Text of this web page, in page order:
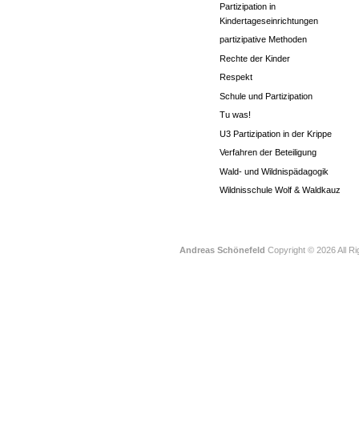
Partizipation in
Kindertageseinrichtungen
partizipative Methoden
Rechte der Kinder
Respekt
Schule und Partizipation
Tu was!
U3 Partizipation in der Krippe
Verfahren der Beteiligung
Wald- und Wildnispädagogik
Wildnisschule Wolf & Waldkauz
Andreas Schönefeld Copyright © 2026 All